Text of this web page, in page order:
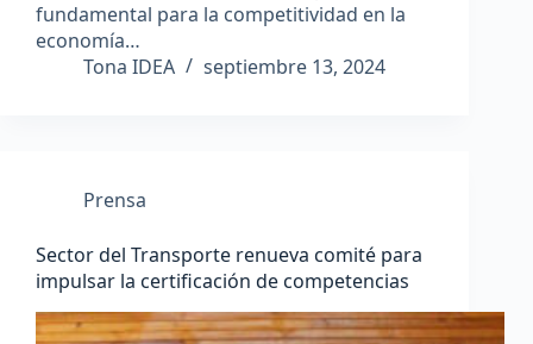
fundamental para la competitividad en la
economía…
Tona IDEA
septiembre 13, 2024
Prensa
Sector del Transporte renueva comité para
impulsar la certificación de competencias